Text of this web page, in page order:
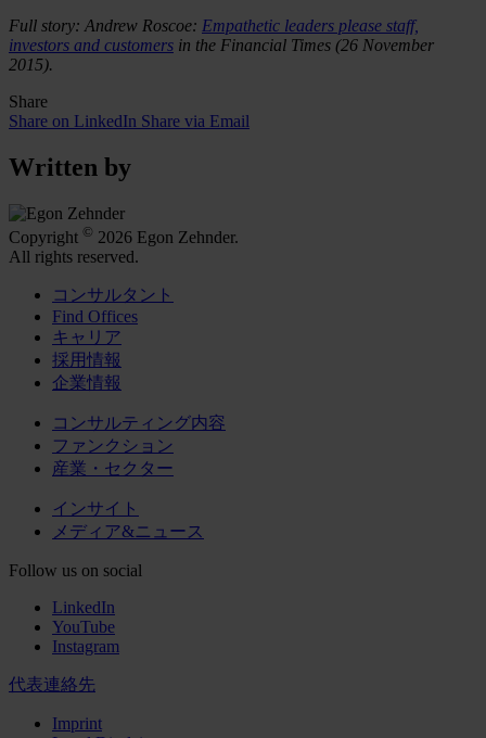
Full story: Andrew Roscoe: Empathetic leaders please staff,
investors and customers in the Financial Times (26 November
2015).
Share
Share on LinkedIn Share via Email
Written by
Copyright © 2026 Egon Zehnder.
All rights reserved.
コンサルタント
Find Offices
キャリア
採用情報
企業情報
コンサルティング内容
ファンクション
産業・セクター
インサイト
メディア&ニュース
Follow us on social
LinkedIn
YouTube
Instagram
代表連絡先
Imprint